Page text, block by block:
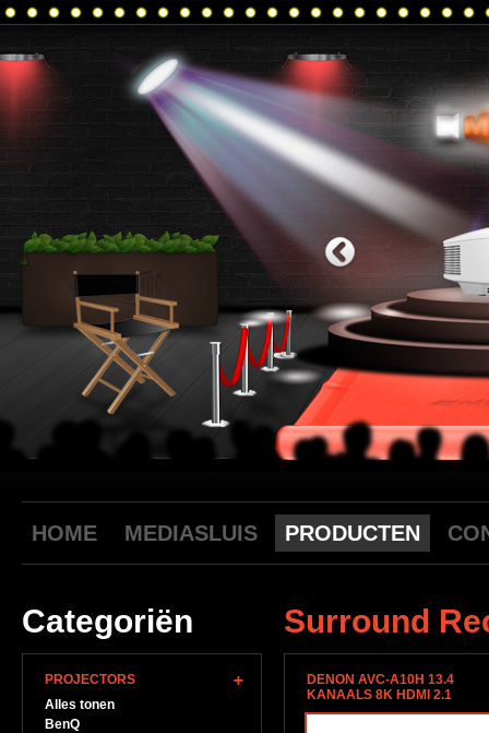
HOME MEDIASLUIS PRODUCTEN
Categoriën
PROJECTORS
Alles tonen
BenQ
Surround
DENON AVC-A10H 13.4
KANAALS 8K HDMI 2.1